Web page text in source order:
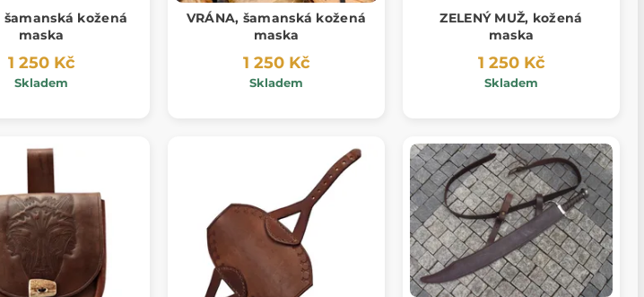
šamanská kožená
maska
1 250 Kč
Skladem
VRÁNA, šamanská kožená
maska
1 250 Kč
Skladem
ZELENÝ MUŽ, kožená
maska
1 250 Kč
Skladem